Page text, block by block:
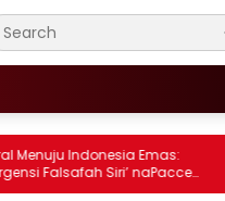
Indonesia Emas:
Siri’ naPacce
Kleptokrasi